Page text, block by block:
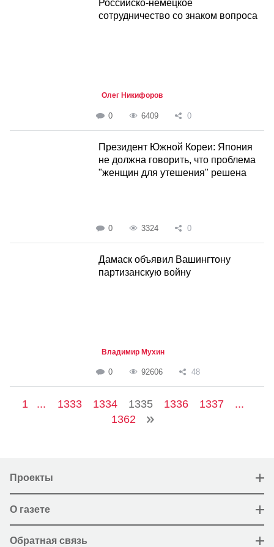
Российско-немецкое
сотрудничество со знаком вопроса
Олег Никифоров
0 6409 0
Президент Южной Кореи: Япония
не должна говорить, что проблема
"женщин для утешения" решена
0 3324 0
Дамаск объявил Вашингтону
партизанскую войну
Владимир Мухин
0 92606 48
1 ... 1333 1334 1335 1336 1337
...
1362
Проекты
О газете
Обратная связь